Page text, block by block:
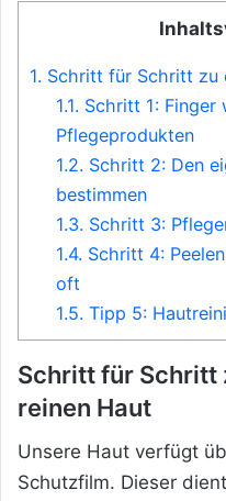
1. Schritt für Schritt zu
1.1. Schritt 1: Finger
Pflegeprodukten
1.2. Schritt 2: Den
bestimmen
1.3. Schritt 3:
1.4. Schritt 4:
oft
1.5. Tipp 5:
Schritt für Schritt
reinen Haut
Unsere Haut verfügt
Schutzfilm. Dieser